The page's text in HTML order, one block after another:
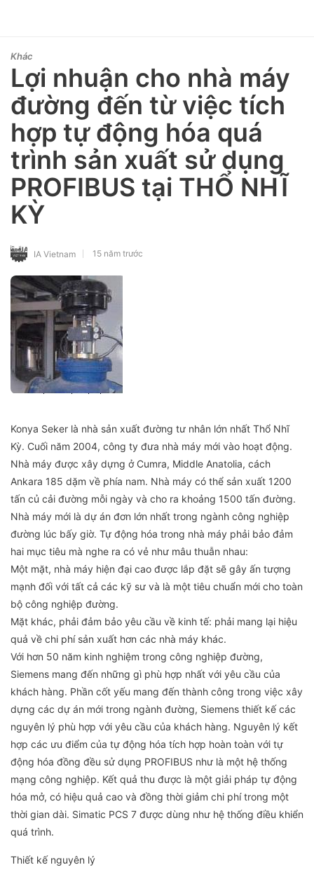
Khác
Lợi nhuận cho nhà máy
đường đến từ việc tích
hợp tự động hóa quá
trình sản xuất sử dụng
PROFIBUS tại THỔ NHĨ
KỲ
IA Vietnam 15 năm trước
Konya Seker là nhà sản xuất đường tư nhân lớn nhất Thổ Nhĩ
Kỳ. Cuối năm 2004, công ty đưa nhà máy mới vào hoạt động.
Nhà máy được xây dựng ở Cumra, Middle Anatolia, cách
Ankara 185 dặm về phía nam. Nhà máy có thể sản xuất 1200
tấn củ cải đường mỗi ngày và cho ra khoảng 1500 tấn đường.
Nhà máy mới là dự án đơn lớn nhất trong ngành công nghiệp
đường lúc bấy giờ. Tự động hóa trong nhà máy phải bảo đảm
hai mục tiêu mà nghe ra có vẻ như mâu thuẫn nhau:
Một mặt, nhà máy hiện đại cao được lắp đặt sẽ gây ấn tượng
mạnh đối với tất cả các kỹ sư và là một tiêu chuẩn mới cho toàn
bộ công nghiệp đường.
Mặt khác, phải đảm bảo yêu cầu về kinh tế: phải mang lại hiệu
quả về chi phí sản xuất hơn các nhà máy khác.
Với hơn 50 năm kinh nghiệm trong công nghiệp đường,
Siemens mang đến những gì phù hợp nhất với yêu cầu của
khách hàng. Phần cốt yếu mang đến thành công trong việc xây
dựng các dự án mới trong ngành đường, Siemens thiết kế các
nguyên lý phù hợp với yêu cầu của khách hàng. Nguyên lý kết
hợp các ưu điểm của tự động hóa tích hợp hoàn toàn với tự
động hóa đồng đều sử dụng PROFIBUS như là một hệ thống
mạng công nghiệp. Kết quả thu được là một giải pháp tự động
hóa mở, có hiệu quả cao và đồng thời giảm chi phí trong một
thời gian dài. Simatic PCS 7 được dùng như hệ thống điều khiển
quá trình.
Thiết kế nguyên lý